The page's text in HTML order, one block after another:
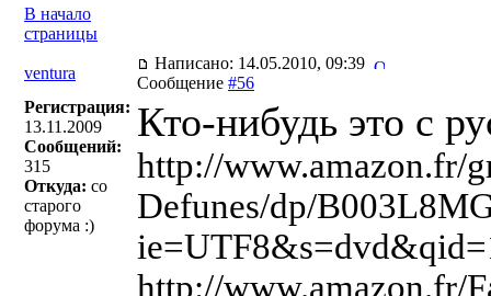
В начало
страницы
ventura
Написано: 14.05.2010, 09:39
Сообщение #56
Регистрация:
13.11.2009
Сообщений:
315
Откуда: со
старого
форума :)
Кто-нибудь это с
http://www.amazon.fr/
Defunes/dp/
http://www.amazon.fr/